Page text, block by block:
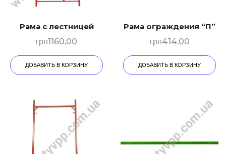
Рама с лестницей
грн1160,00
ДОБАВИТЬ В КОРЗИНУ
Рама ограждения “П”
грн414,00
ДОБАВИТЬ В КОРЗИНУ